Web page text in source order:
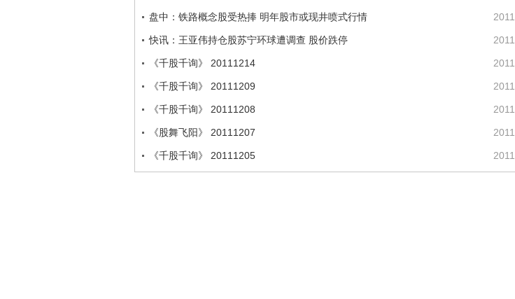
盘中：铁路概念股受热捧 明年股市或现井喷式行情
快讯：王亚伟持仓股苏宁环球遭调查 股价跌停
《千股千询》 20111214
《千股千询》 20111209
《千股千询》 20111208
《股舞飞阳》 20111207
《千股千询》 20111205